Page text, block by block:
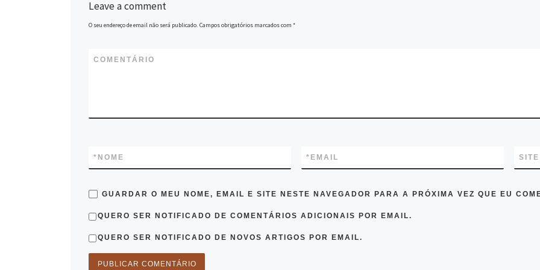
Leave a comment
O seu endereço de email não será publicado. Campos obrigatórios marcados com*
COMENTÁRIO
NOME
* EMAIL
* SITE
GUARDAR O MEU NOME, EMAIL E SITE NESTE NAVEGADOR PARA A PRÓXIMA VEZ QUE EU
QUERO SER NOTIFICADO DE COMENTÁRIOS ADICIONAIS POR EMAIL.
QUERO SER NOTIFICADO DE NOVOS ARTIGOS POR EMAIL.